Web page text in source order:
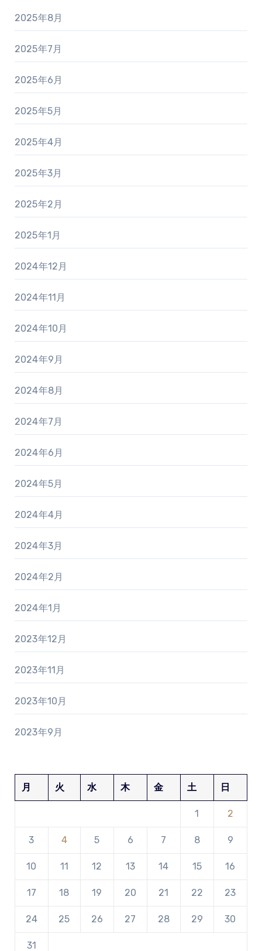
2025年8月
2025年7月
2025年6月
2025年5月
2025年4月
2025年3月
2025年2月
2025年1月
2024年12月
2024年11月
2024年10月
2024年9月
2024年8月
2024年7月
2024年6月
2024年5月
2024年4月
2024年3月
2024年2月
2024年1月
2023年12月
2023年11月
2023年10月
2023年9月
月 火 水 木 金 土 日
1 2
3 4 5 6 7 8 9
10 11 12 13 14 15 16
17 18 19 20 21 22 23
24 25 26 27 28 29 30
31